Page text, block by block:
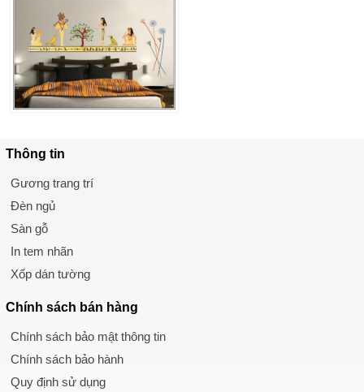
Thông tin
Gương trang trí
Đèn ngủ
Sàn gỗ
In tem nhãn
Xốp dán tường
Chính sách bán hàng
Chính sách bảo mật thông tin
Chính sách bảo hành
Quy định sử dụng